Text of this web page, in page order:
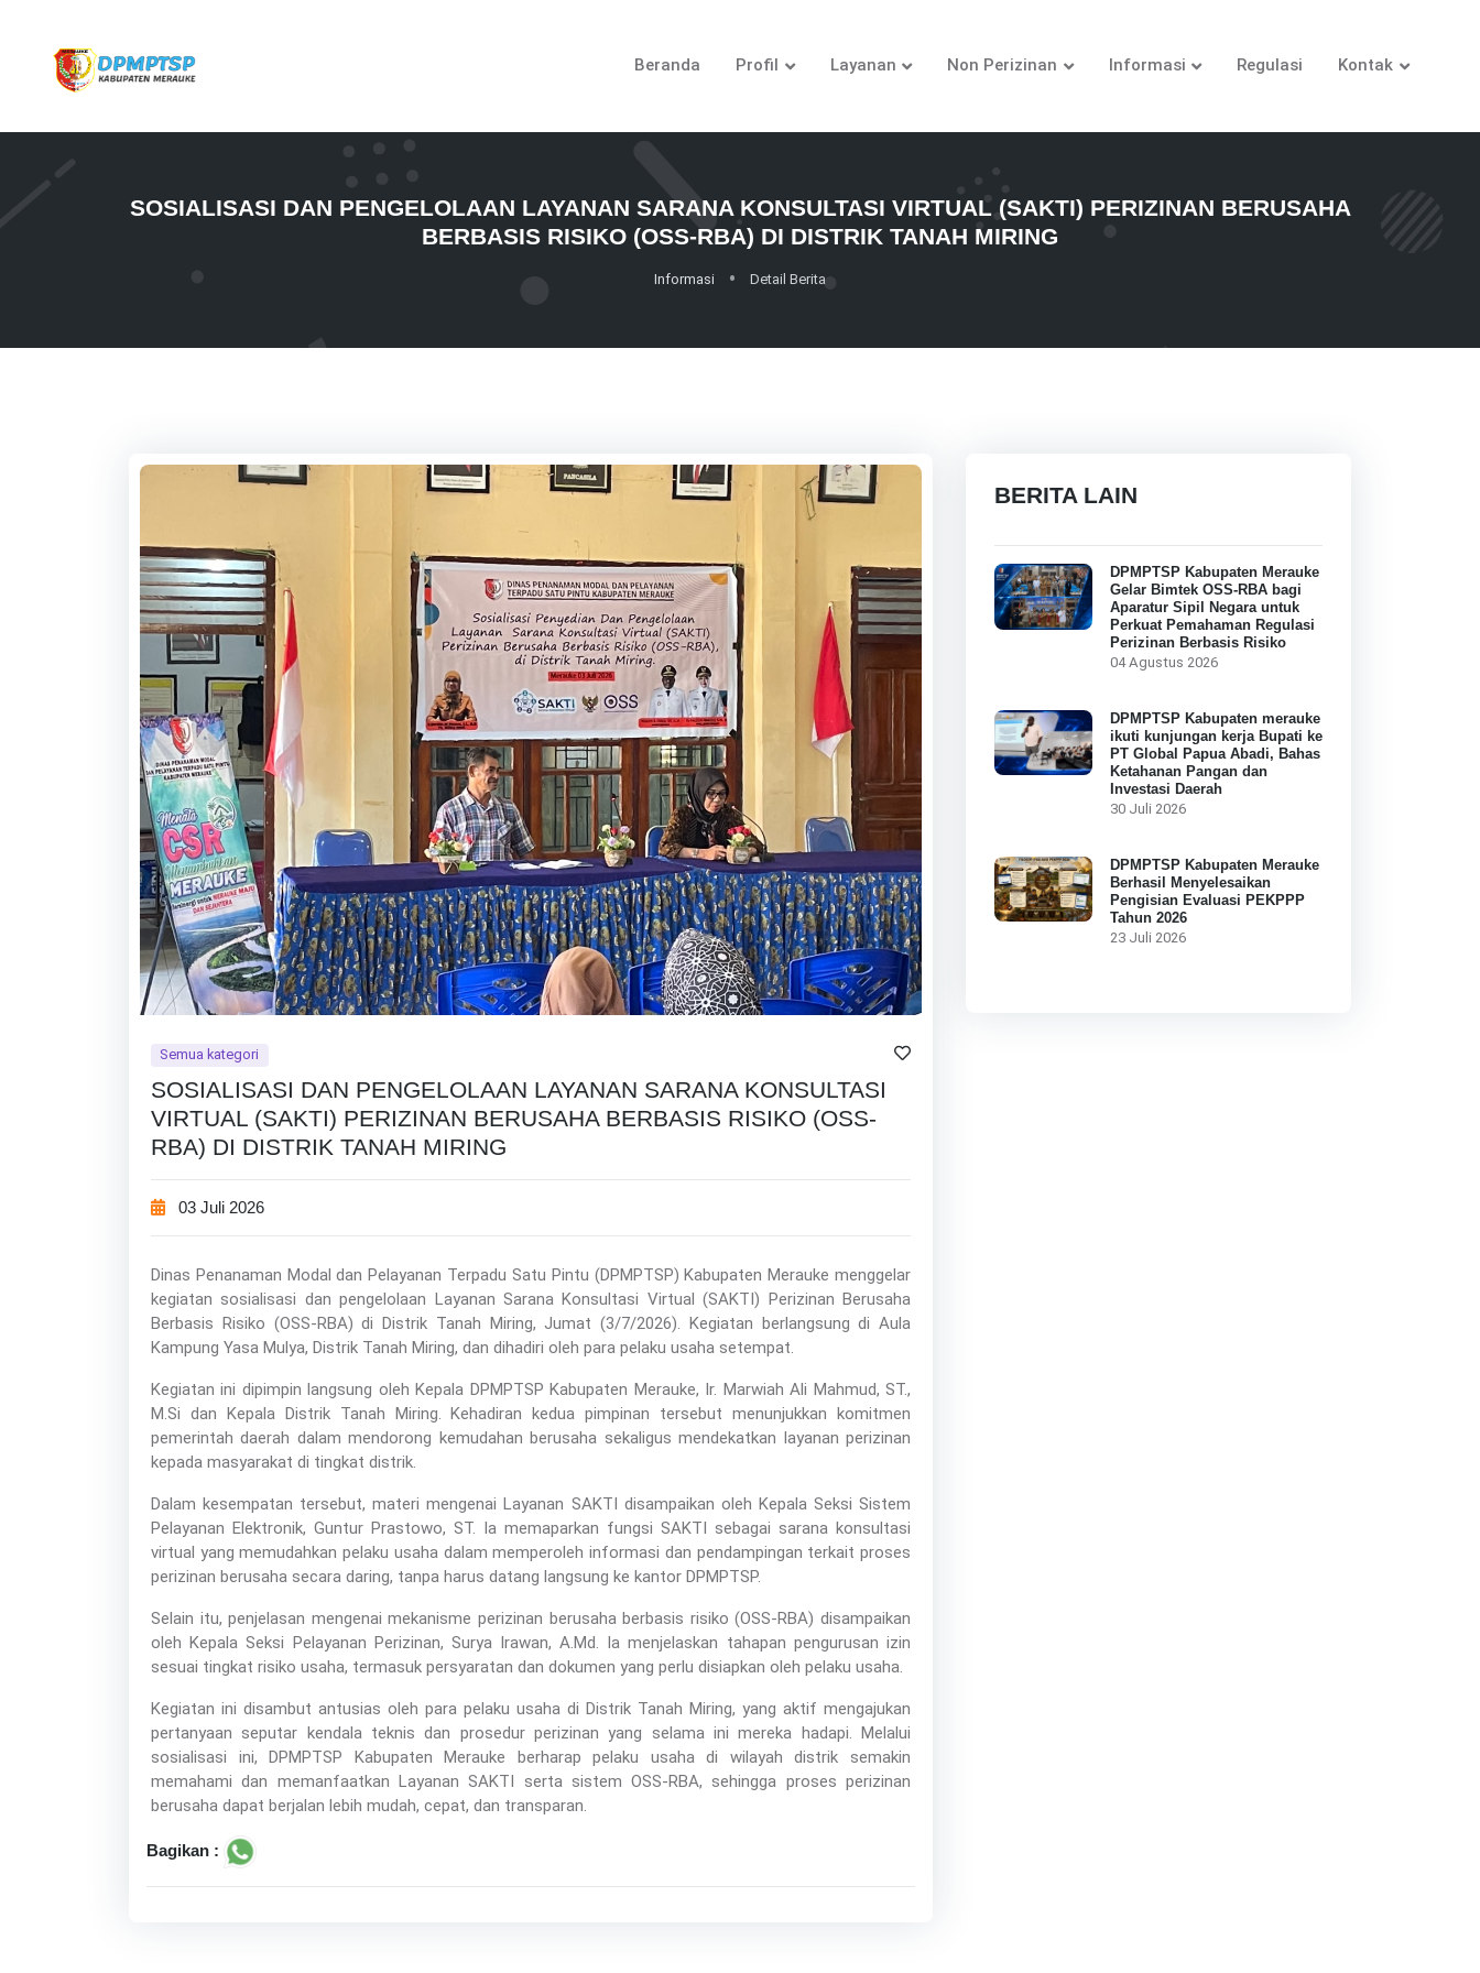
Beranda Profil Layanan Non Perizinan Informasi Regulasi Kontak
SOSIALISASI DAN PENGELOLAAN LAYANAN SARANA KONSULTASI VIRTUAL (SAKTI) PERIZINAN BERUSAHA
BERBASIS RISIKO (OSS-RBA) DI DISTRIK TANAH MIRING
Informasi Detail Berita
Semua kategori
SOSIALISASI DAN PENGELOLAAN LAYANAN SARANA KONSULTASI
VIRTUAL (SAKTI) PERIZINAN BERUSAHA BERBASIS RISIKO (OSS-
RBA) DI DISTRIK TANAH MIRING
03 Juli 2026
Dinas Penanaman Modal dan Pelayanan Terpadu Satu Pintu (DPMPTSP) Kabupaten Merauke menggelar
kegiatan sosialisasi dan pengelolaan Layanan Sarana Konsultasi Virtual (SAKTI) Perizinan Berusaha
Berbasis Risiko (OSS-RBA) di Distrik Tanah Miring, Jumat (3/7/2026). Kegiatan berlangsung di Aula
Kampung Yasa Mulya, Distrik Tanah Miring, dan dihadiri oleh para pelaku usaha setempat.
Kegiatan ini dipimpin langsung oleh Kepala DPMPTSP Kabupaten Merauke, Ir. Marwiah Ali Mahmud, ST.,
M.Si dan Kepala Distrik Tanah Miring. Kehadiran kedua pimpinan tersebut menunjukkan komitmen
pemerintah daerah dalam mendorong kemudahan berusaha sekaligus mendekatkan layanan perizinan
kepada masyarakat di tingkat distrik.
Dalam kesempatan tersebut, materi mengenai Layanan SAKTI disampaikan oleh Kepala Seksi Sistem
Pelayanan Elektronik, Guntur Prastowo, ST. Ia memaparkan fungsi SAKTI sebagai sarana konsultasi
virtual yang memudahkan pelaku usaha dalam memperoleh informasi dan pendampingan terkait proses
perizinan berusaha secara daring, tanpa harus datang langsung ke kantor DPMPTSP.
Selain itu, penjelasan mengenai mekanisme perizinan berusaha berbasis risiko (OSS-RBA) disampaikan
oleh Kepala Seksi Pelayanan Perizinan, Surya Irawan, A.Md. Ia menjelaskan tahapan pengurusan izin
sesuai tingkat risiko usaha, termasuk persyaratan dan dokumen yang perlu disiapkan oleh pelaku usaha.
Kegiatan ini disambut antusias oleh para pelaku usaha di Distrik Tanah Miring, yang aktif mengajukan
pertanyaan seputar kendala teknis dan prosedur perizinan yang selama ini mereka hadapi. Melalui
sosialisasi ini, DPMPTSP Kabupaten Merauke berharap pelaku usaha di wilayah distrik semakin
memahami dan memanfaatkan Layanan SAKTI serta sistem OSS-RBA, sehingga proses perizinan
berusaha dapat berjalan lebih mudah, cepat, dan transparan.
Bagikan :
BERITA LAIN
DPMPTSP Kabupaten Merauke
Gelar Bimtek OSS-RBA bagi
Aparatur Sipil Negara untuk
Perkuat Pemahaman Regulasi
Perizinan Berbasis Risiko
04 Agustus 2026
DPMPTSP Kabupaten merauke
ikuti kunjungan kerja Bupati ke
PT Global Papua Abadi, Bahas
Ketahanan Pangan dan
Investasi Daerah
30 Juli 2026
DPMPTSP Kabupaten Merauke
Berhasil Menyelesaikan
Pengisian Evaluasi PEKPPP
Tahun 2026
23 Juli 2026